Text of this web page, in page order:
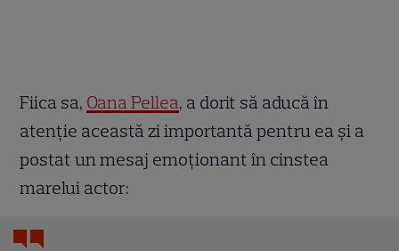
Fiica sa, Oana Pellea, a dorit să aducă în
atenție această zi importantă pentru ea și a
postat un mesaj emoționant în cinstea
marelui actor: